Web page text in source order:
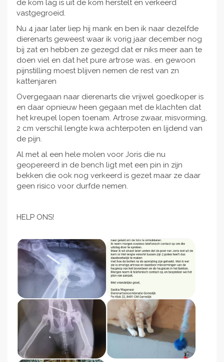
de kom lag is uit de kom herstelt en verkeerd
vastgegroeid.
Nu 4 jaar later liep hij mank en ben ik naar dezelfde
dierenarts geweest waar ik vorig jaar december nog
bij zat en hebben ze gezegd dat er niks meer aan te
doen viel en dat het pure artrose was.. en gewoon
pijnstilling moest blijven nemen de rest van zn
kattenjaren
Overgegaan naar dierenarts die vrijwel goedkoper is
en daar opnieuw heen gegaan met de klachten dat
het kreupel lopen toenam. Artrose zwaar, misvorming,
2 cm verschil lengte kwa achterpoten en lijdend van
de pijn.
Al met al een hele molen voor Joris die nu
geopereerd in de bench ligt met een pin in zijn
bekken die ook nog verkeerd is gezet maar ze daar
geen risico voor durfde nemen.
HELP ONS!